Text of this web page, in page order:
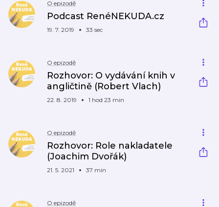
O epizodě
Podcast RenéNEKUDA.cz
19. 7. 2019 33 sec
O epizodě
Rozhovor: O vydávání knih v
angličtině (Robert Vlach)
22. 8. 2019 1 hod 23 min
O epizodě
Rozhovor: Role nakladatele
(Joachim Dvořák)
21. 5. 2021 37 min
O epizodě